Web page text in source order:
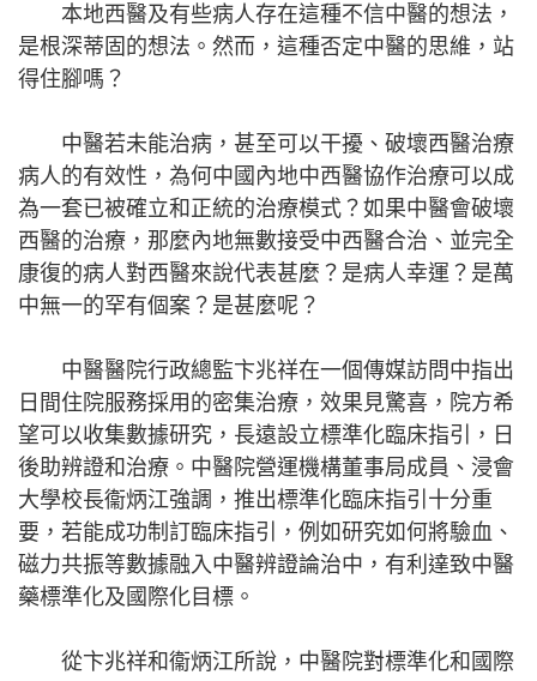
本地西醫及有些病人存在這種不信中醫的想法，
是根深蒂固的想法。然而，這種否定中醫的思維，站
得住腳嗎？
中醫若未能治病，甚至可以干擾、破壞西醫治療
病人的有效性，為何中國內地中西醫協作治療可以成
為一套已被確立和正統的治療模式？如果中醫會破壞
西醫的治療，那麼內地無數接受中西醫合治、並完全
康復的病人對西醫來說代表甚麼？是病人幸運？是萬
中無一的罕有個案？是甚麼呢？
中醫醫院行政總監卞兆祥在一個傳媒訪問中指出
日間住院服務採用的密集治療，效果見驚喜，院方希
望可以收集數據研究，長遠設立標準化臨床指引，日
後助辨證和治療。中醫院營運機構董事局成員、浸會
大學校長衞炳江強調，推出標準化臨床指引十分重
要，若能成功制訂臨床指引，例如研究如何將驗血、
磁力共振等數據融入中醫辨證論治中，有利達致中醫
藥標準化及國際化目標。
從卞兆祥和衞炳江所說，中醫院對標準化和國際